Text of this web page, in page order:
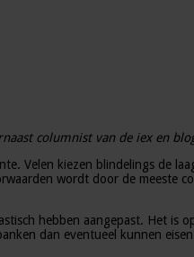
columnist van de iex en
Velen kiezen blindelings de
wordt door de meeste
hebben aangepast. Het is
dan eventueel kunnen